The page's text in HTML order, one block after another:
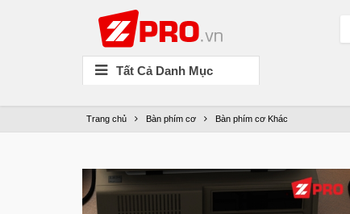
Tất Cả Danh Mục
Trang chủ Bàn phím cơ Bàn phím cơ Khác